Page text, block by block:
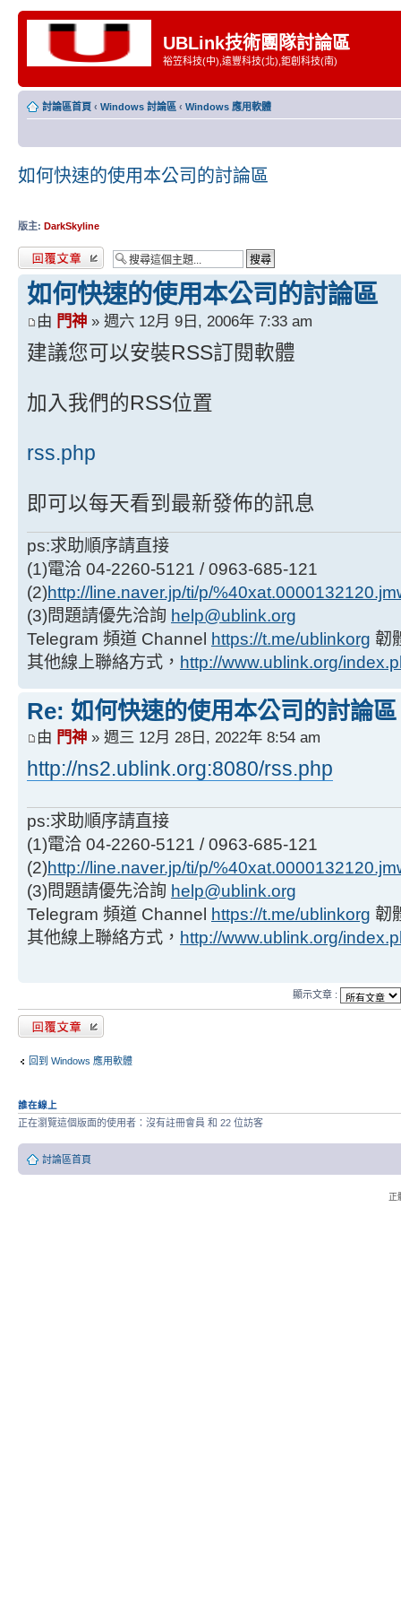
UBLink技術團隊討論區
裕笠科技(中),遠豐科技(北),鉅創科技(南)
討論區首頁 ‹ Windows 討論區 ‹ Windows 應用軟體
如何快速的使用本公司的討論區
版主: DarkSkyline
發表回覆
如何快速的使用本公司的討論區
由 門神 » 週六 12月 9日, 2006年 7:33 am
建議您可以安裝RSS訂閱軟體
加入我們的RSS位置
rss.php
即可以每天看到最新發佈的訊息
ps:求助順序請直接
(1)電洽 04-2260-5121 / 0963-685-121
(2)http://line.naver.jp/ti/p/
(3)問題請優先洽詢 help@ublink.org
Telegram 頻道 Channel https://t.me/ublinkorg 韌
其他線上聯絡方式， http://www.ublink.org/
Re: 如何快速的使用本公司的討論區
由 門神 » 週三 12月 28日, 2022年 8:54 am
http://ns2.ublink.org:8080/rss.php
ps:求助順序請直接
(1)電洽 04-2260-5121 / 0963-685-121
(2)http://line.naver.jp/ti/p/
(3)問題請優先洽詢 help@ublink.org
Telegram 頻道 Channel
https://t.me/ublinkorg 韌
其他線上聯絡方式， http://www.ublink.org/
顯示文章 :
發表回覆
回到 Windows 應用軟體
誰在線上
正在瀏覽這個版面的使用者：沒有註冊會員 和 22 位訪客
討論區首頁
正